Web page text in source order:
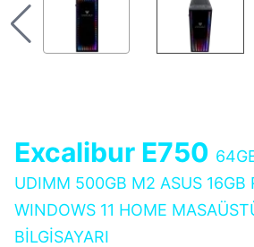
Excalibur E750
UDIMM 500GB M2 ASUS 16GB
WINDOWS 11 HOME
BİLGİSAYARI